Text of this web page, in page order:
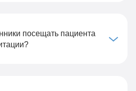
посещать пациента